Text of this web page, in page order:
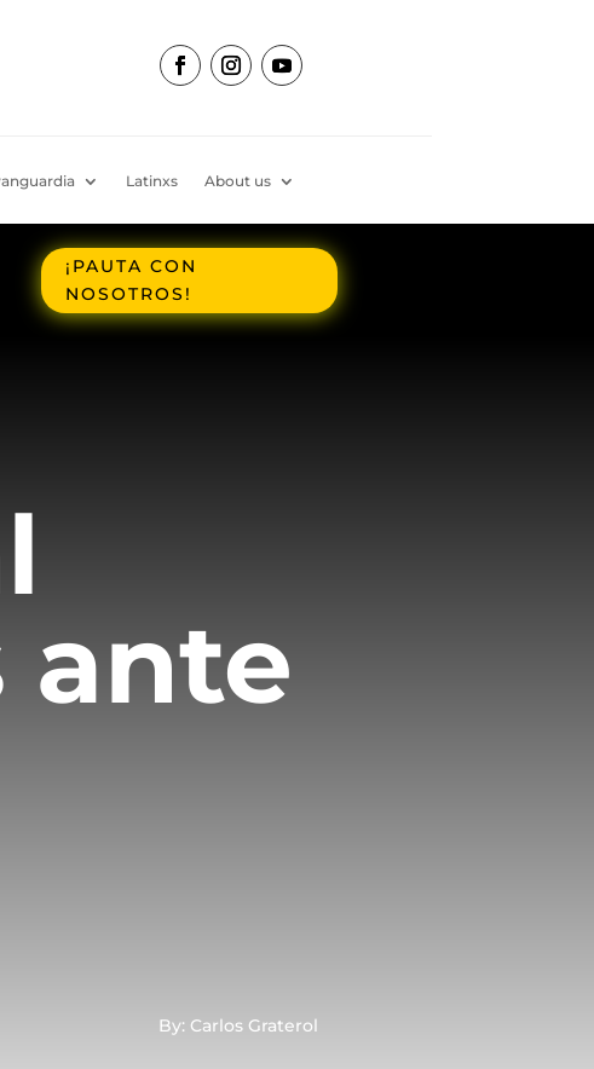
Latinxs About us
¡PAUTA CON
NOSOTROS!
ante
By: Carlos Graterol